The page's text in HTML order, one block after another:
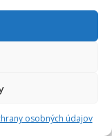
osobných údajov